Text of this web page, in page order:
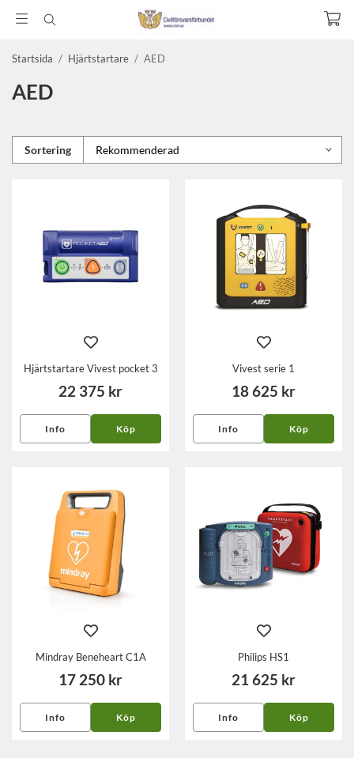
Startsida / Hjärtstartare / AED
AED
Sortering
Hjärtstartare Vivest pocket 3
22 375 kr
Info Köp
Vivest serie 1
18 625 kr
Info Köp
Mindray Beneheart C1A
17 250 kr
Info Köp
Philips HS1
21 625 kr
Info Köp